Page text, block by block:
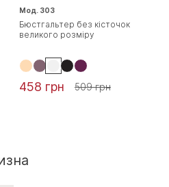
Мод. 303
Бюстгальтер без кісточок
великого розміру
458 грн 509 грн